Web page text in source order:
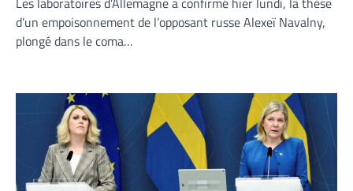
d’un empoisonnement de l’opposant russe Alexeï Navalny,
plongé dans le coma…